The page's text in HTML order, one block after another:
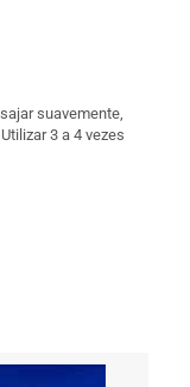
suavemente,
3 a 4 vezes